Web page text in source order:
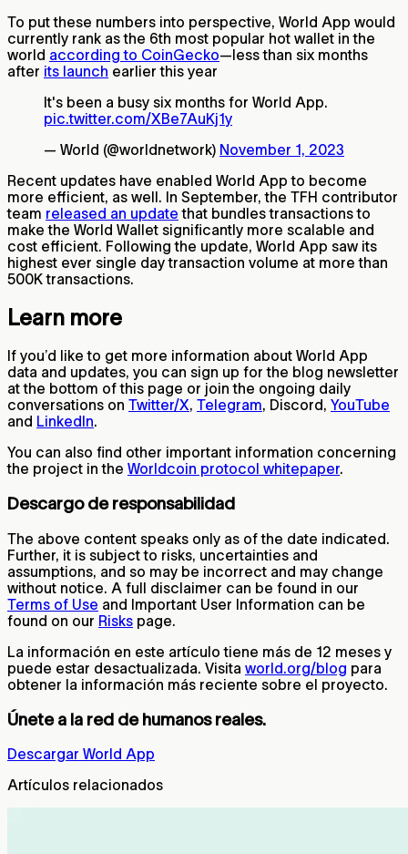
To put these numbers into perspective, World App would
currently rank as the 6th most popular hot wallet in the
world according to CoinGecko—less than six months
after its launch earlier this year
It's been a busy six months for World App.
pic.twitter.com/XBe7AuKj1y
— World (@worldnetwork) November 1, 2023
Recent updates have enabled World App to become
more efficient, as well. In September, the TFH contributor
team released an update that bundles transactions to
make the World Wallet significantly more scalable and
cost efficient. Following the update, World App saw its
highest ever single day transaction volume at more than
500K transactions.
Learn more
If you’d like to get more information about World App
data and updates, you can sign up for the blog newsletter
at the bottom of this page or join the ongoing daily
conversations on Twitter/X, Telegram, Discord, YouTube
and LinkedIn.
You can also find other important information concerning
the project in the Worldcoin protocol whitepaper.
Descargo de responsabilidad
The above content speaks only as of the date indicated.
Further, it is subject to risks, uncertainties and
assumptions, and so may be incorrect and may change
without notice. A full disclaimer can be found in our
Terms of Use and Important User Information can be
found on our Risks page.
La información en este artículo tiene más de 12 meses y
puede estar desactualizada. Visita world.org/blog para
obtener la información más reciente sobre el proyecto.
Únete a la red de humanos reales.
Descargar World App
Artículos relacionados